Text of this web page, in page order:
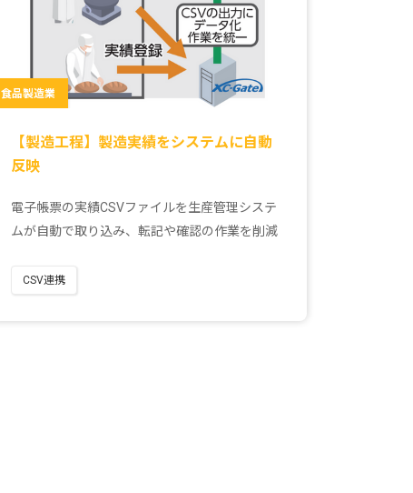
食品製造業
【製造工程】製造実績をシステムに自動
反映
電子帳票の実績CSVファイルを生産管理システ
ムが自動で取り込み、転記や確認の作業を削減
CSV連携